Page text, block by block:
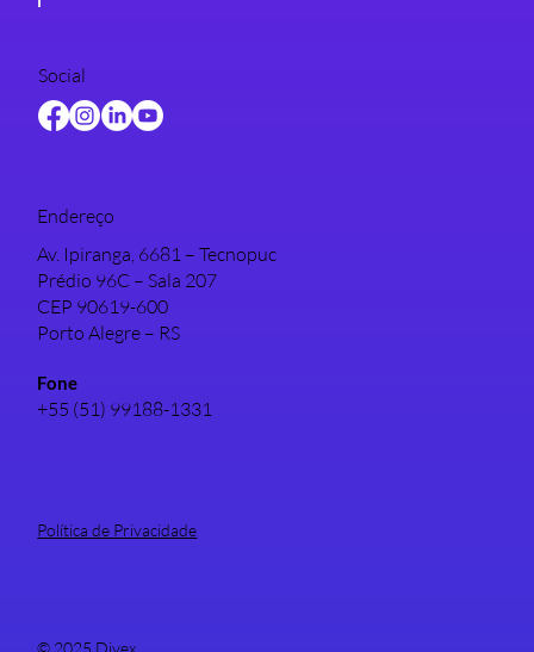
Social
Endereço
Av. Ipiranga, 6681 – Tecnopuc
Prédio 96C – Sala 207
CEP 90619-600
Porto Alegre – RS
Fone
+55 (51) 99188-1331
Política de Privacidade
© 2025 Divex